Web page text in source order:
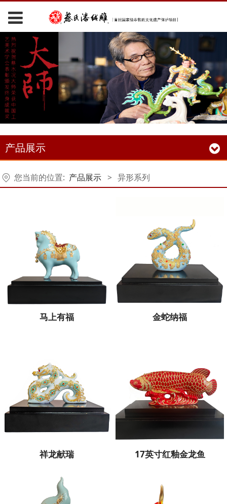
产品展示
您当前的位置: 产品展示 > 异形系列
马上有福 金蛇纳福
祥龙献瑞 17英寸红釉金龙鱼